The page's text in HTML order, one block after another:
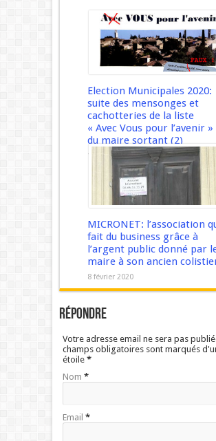
Election Municipales 2020:
suite des mensonges et
cachotteries de la liste
« Avec Vous pour l’avenir »
du maire sortant (2)
13 mars 2020
MICRONET: l’association
fait du business grâce à
l’argent public donné par
maire à son ancien
8 février 2020
Répondre
Votre adresse email ne sera pas
champs obligatoires sont marqués
étoile *
Nom *
Email *